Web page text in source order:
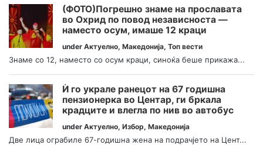
(ФОТО)Погрешно знаме на прославата
во Охрид по повод независноста —
наместо осум, имаше 12 краци
under Актуелно, Македонија, Топ вести
Знаме со 12, наместо со осум краци, синоќа беше прикажа...
Ѝ го украле ранецот на 67 годишна
пензионерка во Центар, ги бркала
крадците и влегла по нив во автобус
under Актуелно, Избор, Македонија
Две лица ограбиле 67-годишна жена на подрачјето на Цент...